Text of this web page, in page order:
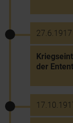
27.6.1917
der